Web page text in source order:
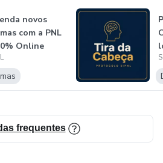
novos
com a PNL
Online
frequentes